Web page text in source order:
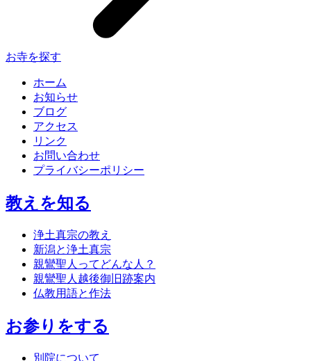
お寺を探す
ホーム
お知らせ
ブログ
アクセス
リンク
お問い合わせ
プライバシーポリシー
教えを知る
浄土真宗の教え
新潟と浄土真宗
親鸞聖人ってどんな人？
親鸞聖人越後御旧跡案内
仏教用語と作法
お参りをする
別院について